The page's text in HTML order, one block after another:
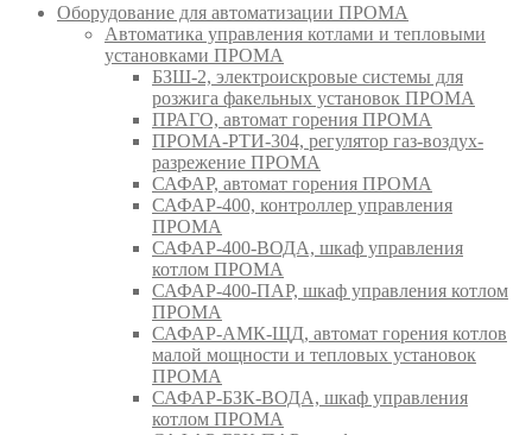
Оборудование для автоматизации ПРОМА
Автоматика управления котлами и тепловыми
установками ПРОМА
БЗШ-2, электроискровые системы для
розжига факельных установок ПРОМА
ПРАГО, автомат горения ПРОМА
ПРОМА-РТИ-304, регулятор газ-воздух-
разрежение ПРОМА
САФАР, автомат горения ПРОМА
САФАР-400, контроллер управления
ПРОМА
САФАР-400-ВОДА, шкаф управления
котлом ПРОМА
САФАР-400-ПАР, шкаф управления котлом
ПРОМА
САФАР-АМК-ЩД, автомат горения котлов
малой мощности и тепловых установок
ПРОМА
САФАР-БЗК-ВОДА, шкаф управления
котлом ПРОМА